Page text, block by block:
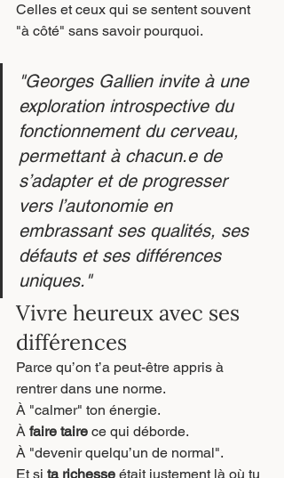
Celles et ceux qui se sentent souvent
"à côté" sans savoir pourquoi.
"Georges Gallien invite à une
exploration introspective du
fonctionnement du cerveau,
permettant à chacun.e de
s’adapter et de progresser
vers l’autonomie en
embrassant ses qualités, ses
défauts et ses différences
uniques."
Vivre heureux avec ses
différences
Parce qu’on t’a peut-être appris à
rentrer dans une norme.
À "calmer" ton énergie.
À faire taire ce qui déborde.
À "devenir quelqu’un de normal".
Et si ta richesse était justement là où tu